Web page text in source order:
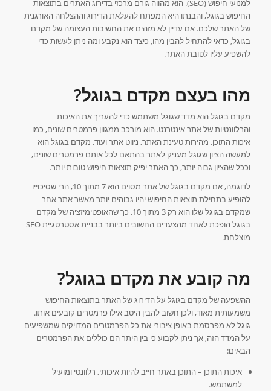
למנועי חיפוש (SEO). הוא מהווה גורם מרכזי בדירוג האתרים בתוצאות
החיפוש בגוגל, והבנתו היא המפתח להעלאת הדירוג וההצלחה האורגנית
של האתר שלכם. אם עדיין לא מזהים את החשיבות העצומה של מקדם
בגוגל, כדאי להתחיל להבין מהו, כיצד הוא נקבע ומה ניתן לעשות כדי
להשפיע עליו לטובת האתר.
מהו בעצם מקדם בגוגל?
מקדם בגוגל הוא מדד שגוגל משתמש כדי להעריך את האיכות
והרלוונטיות של אתר אינטרנט. הוא מורכב ממגוון פרמטרים שונים, כמו
איכות התוכן, מהירות טעינת האתר, ניווט אתר ועוד. מקדם בגוגל הוא
למעשה הציון שגוגל מעניק לאתר בהתאם לכל אותם פרמטרים שונים,
וככל שהציון גבוה יותר, כך האתר יפיק תוצאות חיפוש טובות יותר.
לדוגמה, אם מקדם בגוגל של אתר מסוים הוא 7 מתוך 10, הרי שסיכוייו
להופיע בתחילת תוצאות החיפוש יהיו גבוהים יותר מאשר אתר אחר
שמקדם בגוגל שלו הוא רק 3 מתוך 10. כך שהאופטימיזציה של מקדם
בגוגל הופכת לאחד מהצעדים החשובים ביותר בבניית אסטרטגיית SEO
מוצלחת.
מה קובע את מקדם בגוגל?
ההשפעה של מקדם בגוגל על הדירוג של האתר בתוצאות החיפוש
משמעותית מאוד, ולכן חשוב להבין היטב אילו פרמטרים קובעים אותו.
גוגל לא מפרסמת באופן ציבורי את כל הפרמטרים המדויקים שמשפיעים
על המדד הזה, אך ניתן לקבוע כי בין היתר הם כוללים את הפרמטרים
הבאים:
איכות התוכן – התוכן באתר חייב להיות איכותי, רלוונטי ומועיל
למשתמש.